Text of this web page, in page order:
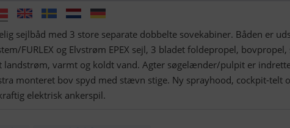
sejlbåd med 3 store separate dobbelte sovekabiner. Båden er
FURLEX og Elvstrøm EPEX sejl, 3 bladet foldepropel,
varmt og koldt vand. Agter søgelænder/pulpit er
monteret bov spyd med stævn stige. Ny sprayhood, cockpit-telt
elektrisk ankerspil.